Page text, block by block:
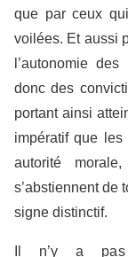
que par ceux
voilées. Et aussi
l’autonomie
donc des
portant ainsi
impératif que les
autorité morale,
s’abstiennent de
signe distinctif.
Il n’y a pas